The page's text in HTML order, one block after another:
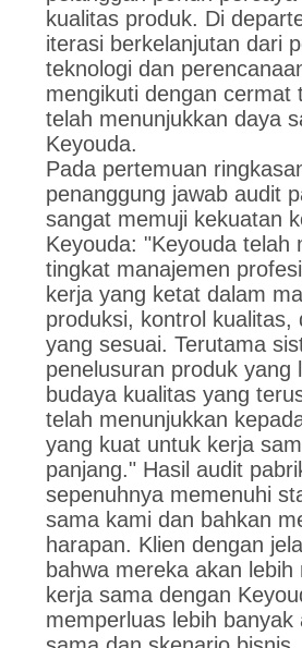
kualitas produk. Di
iterasi berkelanjutan dari
teknologi dan
mengikuti dengan cermat
telah menunjukkan daya
Keyouda.
Pada pertemuan
penanggung jawab audit
sangat memuji kekuatan
Keyouda: "Keyouda telah
tingkat manajemen
kerja yang ketat dalam
produksi, kontrol kualitas,
yang sesuai. Terutama
penelusuran produk yang
budaya kualitas yang
telah menunjukkan
yang kuat untuk kerja
panjang." Hasil audit
sepenuhnya memenuhi
sama kami dan bahkan
harapan. Klien dengan
bahwa mereka akan lebih
kerja sama dengan
memperluas lebih banyak